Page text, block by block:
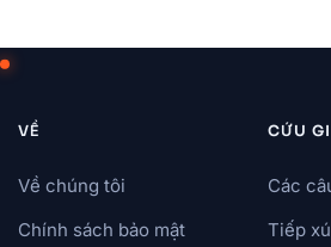
VỀ
Về chúng tôi
Chính sách bảo mật
CỨU
Các
Tiếp